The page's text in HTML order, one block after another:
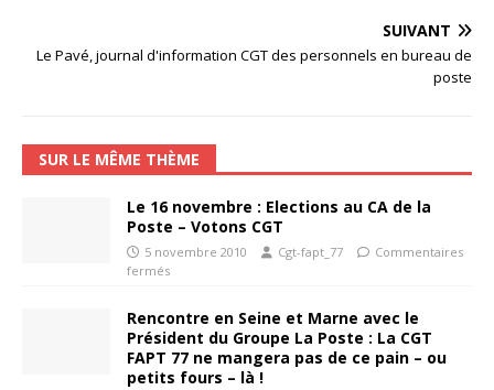
SUIVANT
Le Pavé, journal d'information CGT des personnels en bureau de
poste
SUR LE MÊME THÈME
Le 16 novembre : Elections au CA de la
Poste – Votons CGT
5 novembre 2010 Cgt-fapt_77
Commentaires
fermés
Rencontre en Seine et Marne avec le
Président du Groupe La Poste : La CGT
FAPT 77 ne mangera pas de ce pain – ou
petits fours – là !